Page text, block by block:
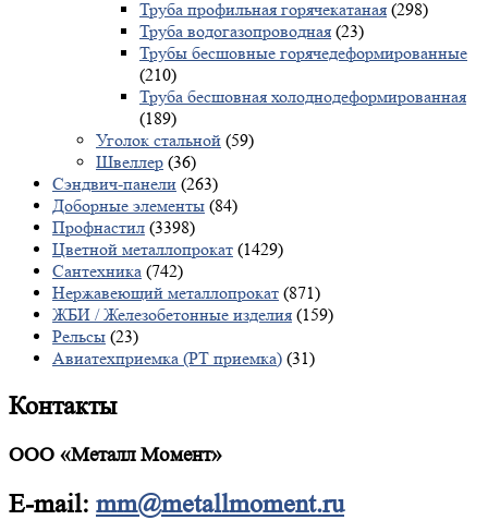
Труба профильная горячекатаная (298)
Труба водогазопроводная (23)
Трубы бесшовные горячедеформированные
(210)
Труба бесшовная холоднодеформированная
(189)
Уголок стальной (59)
Швеллер (36)
Сэндвич-панели (263)
Доборные элементы (84)
Профнастил (3398)
Цветной металлопрокат (1429)
Сантехника (742)
Нержавеющий металлопрокат (871)
ЖБИ / Железобетонные изделия (159)
Рельсы (23)
Авиатехприемка (РТ приемка) (31)
Контакты
ООО «Металл Момент»
E-mail: mm@metallmoment.ru